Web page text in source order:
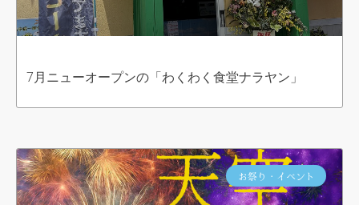
7月ニューオープンの「わくわく食堂ナラヤン」
お祭り・イベント